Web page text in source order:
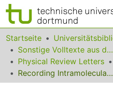
Bereiche & Sammlungen
Das gesamte Repositorium
Statistiken
Startseite
Sonstige Volltexte aus dem Bibliotheksangebot
Physical Review Letters
Recording Intramolecular Mechanics during the Manipulation of a Large Molecule